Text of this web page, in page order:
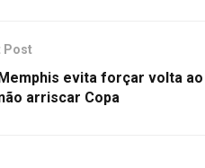
Post
evita forçar volta
arriscar Copa